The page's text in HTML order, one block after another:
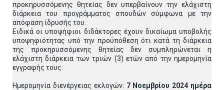
προκηρυσσόμενης θητείας δεν υπερβαίνουν την ελάχιστη
διάρκεια του προγράμματος σπουδών σύμφωνα με την
απόφαση ίδρυσής του.
Ειδικά οι υποψήφιοι διδάκτορες έχουν δικαίωμα υποβολής
υποψηφιότητας υπό την προϋπόθεση ότι κατά τη διάρκεια
της προκηρυσσόμενης θητείας δεν συμπληρώνεται η
ελάχιστη διάρκεια των τριών (3) ετών από την ημερομηνία
εγγραφής τους.
Ημερομηνία διενέργειας εκλογών: 7 Νοεμβρίου 2024 ημέρα